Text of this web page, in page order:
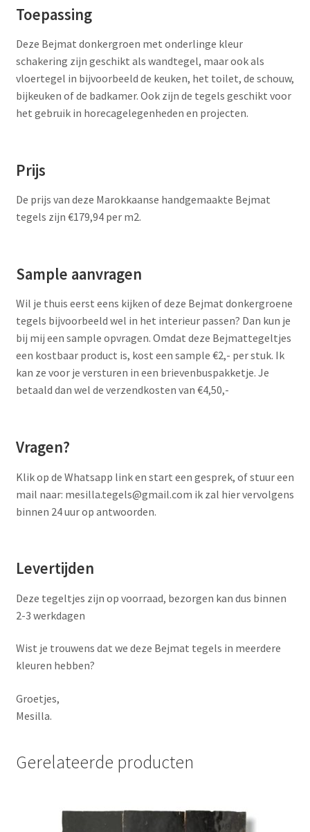
Toepassing
Deze Bejmat donkergroen met onderlinge kleur
schakering zijn geschikt als wandtegel, maar ook als
vloertegel in bijvoorbeeld de keuken, het toilet, de schouw,
bijkeuken of de badkamer. Ook zijn de tegels geschikt voor
het gebruik in horecagelegenheden en projecten.
Prijs
De prijs van deze Marokkaanse handgemaakte Bejmat
tegels zijn €179,94 per m2.
Sample aanvragen
Wil je thuis eerst eens kijken of deze Bejmat donkergroene
tegels bijvoorbeeld wel in het interieur passen? Dan kun je
bij mij een sample opvragen. Omdat deze Bejmattegeltjes
een kostbaar product is, kost een sample €2,- per stuk. Ik
kan ze voor je versturen in een brievenbuspakketje. Je
betaald dan wel de verzendkosten van €4,50,-
Vragen?
Klik op de Whatsapp link en start een gesprek, of stuur een
mail naar: mesilla.tegels@gmail.com ik zal hier vervolgens
binnen 24 uur op antwoorden.
Levertijden
Deze tegeltjes zijn op voorraad, bezorgen kan dus binnen
2-3 werkdagen
Wist je trouwens dat we deze Bejmat tegels in meerdere
kleuren hebben?
Groetjes,
Mesilla.
Gerelateerde producten